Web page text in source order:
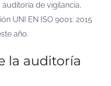
de vigilancia,
UNI EN ISO 9001: 2015
año.
la auditoría